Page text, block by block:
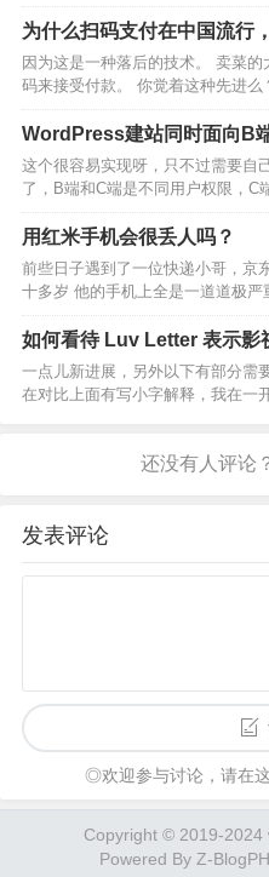
对于计算机来
才能保证正常
可分为主存储
为什么扫码支付在中国流行
因为这是一种落后的技术。 卖菜
码来接受付款。 你觉着这种先进
先进，所以才能流行。 卖菜大爷
的、还能刷各种银行卡的收款机。
WordPress建站同时面向B
案？
这个很容易实现呀，只不过需要自
了，B端和C端是不同用户权限，C
行了。技术层面实现没问题的，只
，这样的需求应该没有现成的开源
用红米手机会很丢人吗？
前些日子遇到了一位快递小哥，京
十多岁 他的手机上全是一道道极
点名就是手机型号，红米9a，我父
后又是我这边操作了一会 小哥看
如何看待 Luv Letter 表示影
望？
一点儿新进展，另外以下有部分需
在对比上面有写小字解释，我在一
发表评论
◎欢迎参与讨论，请在
Copyright © 2019-2024
Powered By Z-